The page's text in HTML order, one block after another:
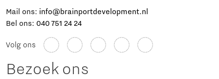
Mail ons: info@brainportdevelopment.nl
Bel ons: 040 751 24 24
Volg ons
Bezoek ons